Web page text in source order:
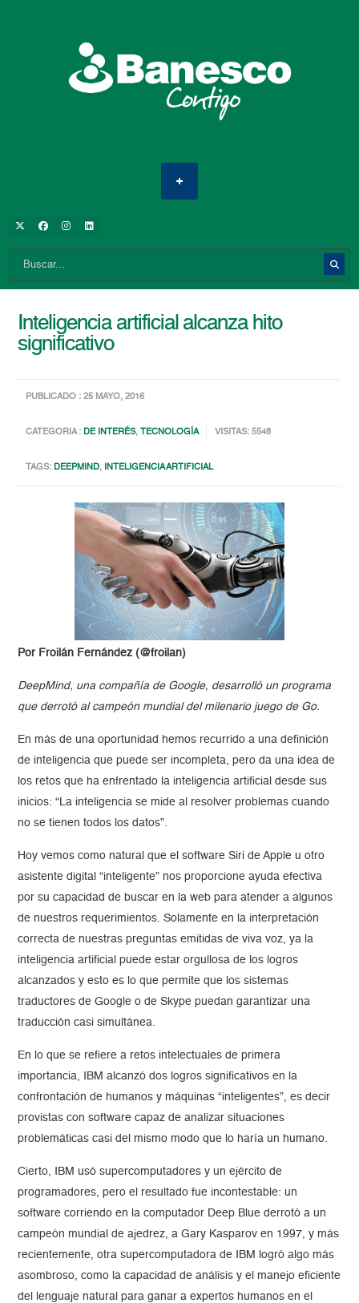
Inteligencia artificial alcanza hito
significativo
PUBLICADO : 25 MAYO, 2016
CATEGORIA :DE INTERÉS, TECNOLOGÍA VISITAS: 5548
TAGS:DEEPMIND, INTELIGENCIA ARTIFICIAL
Por Froilán Fernández (@froilan)
DeepMind, una compañía de Google, desarrolló un programa
que derrotó al campeón mundial del milenario juego de Go.
En más de una oportunidad hemos recurrido a una definición
de inteligencia que puede ser incompleta, pero da una idea de
los retos que ha enfrentado la inteligencia artificial desde sus
inicios: “La inteligencia se mide al resolver problemas cuando
no se tienen todos los datos”.
Hoy vemos como natural que el software Siri de Apple u otro
asistente digital “inteligente” nos proporcione ayuda efectiva
por su capacidad de buscar en la web para atender a algunos
de nuestros requerimientos. Solamente en la interpretación
correcta de nuestras preguntas emitidas de viva voz, ya la
inteligencia artificial puede estar orgullosa de los logros
alcanzados y esto es lo que permite que los sistemas
traductores de Google o de Skype puedan garantizar una
traducción casi simultánea.
En lo que se refiere a retos intelectuales de primera
importancia, IBM alcanzó dos logros significativos en la
confrontación de humanos y máquinas “inteligentes”, es decir
provistas con software capaz de analizar situaciones
problemáticas casi del mismo modo que lo haría un humano.
Cierto, IBM usó supercomputadores y un ejército de
programadores, pero el resultado fue incontestable: un
software corriendo en la computador Deep Blue derrotó a un
campeón mundial de ajedrez, a Gary Kasparov en 1997, y más
recientemente, otra supercomputadora de IBM logró algo más
asombroso, como la capacidad de análisis y el manejo eficiente
del lenguaje natural para ganar a expertos humanos en el